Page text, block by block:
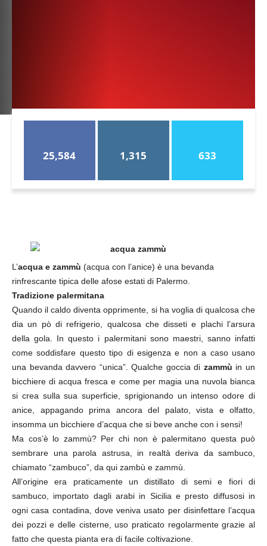
25,584 1,315 633
L’acqua e zammù (acqua con l’anice) è una bevanda
rinfrescante tipica delle afose estati di Palermo.
Tradizione palermitana
Quando il caldo diventa opprimente, si ha voglia di qualcosa che
dia un pò di refrigerio, qualcosa che disseti e plachi l’arsura
della gola. In questo i palermitani sono maestri, sanno infatti
come soddisfare questo tipo di esigenza e non a caso usano
una bevanda davvero “unica”. Qualche goccia di zammù in un
bicchiere di acqua fresca e come per magia una nuvola bianca
si crea sulla sua superficie, sprigionando un intenso odore di
anice, appagando prima ancora del palato, vista e olfatto,
insomma un bicchiere d’acqua che si beve anche con i sensi!
Ma cos’è lo zammù? Per chi non è palermitano questa può
sembrare una parola astrusa, in realtà deriva da sambuco,
chiamato “zambuco”, da qui zambù e zammù.
All’origine era praticamente un distillato di semi e fiori di
sambuco, importato dagli arabi in Sicilia e presto diffusosi in
ogni casa contadina, dove veniva usato per disinfettare l’acqua
dei pozzi e delle cisterne, uso praticato regolarmente grazie al
fatto che questa pianta era di facile coltivazione.